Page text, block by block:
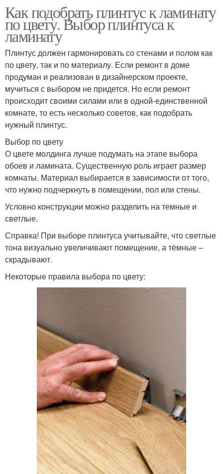
Как подобрать плинтус к ламинату
по цвету. Выбор плинтуса к
ламинату
Плинтус должен гармонировать со стенами и полом как
по цвету, так и по материалу. Если ремонт в доме
продуман и реализован в дизайнерском проекте,
мучиться с выбором не придется. Но если ремонт
происходит своими силами или в одной-единственной
комнате, то есть несколько советов, как подобрать
нужный плинтус.
Выбор по цвету
О цвете молдинга лучше подумать на этапе выбора
обоев и ламината. Существенную роль играет размер
комнаты. Материал выбирается в зависимости от того,
что нужно подчеркнуть в помещении, пол или стены.
Условно конструкции можно разделить на темные и
светлые.
Справка! При выборе плинтуса учитывайте, что светлые
тона визуально увеличивают помещение, а тёмные –
скрадывают.
Некоторые правила выбора по цвету: